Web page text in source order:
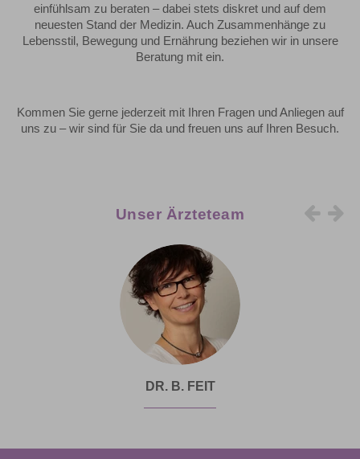
einfühlsam zu beraten – dabei stets diskret und auf dem
neuesten Stand der Medizin. Auch Zusammenhänge zu
Lebensstil, Bewegung und Ernährung beziehen wir in unsere
Beratung mit ein.
Kommen Sie gerne jederzeit mit Ihren Fragen und Anliegen auf
uns zu – wir sind für Sie da und freuen uns auf Ihren Besuch.
Unser Ärzteteam
DR. B. FEIT